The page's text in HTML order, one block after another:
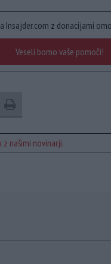
Insajder.com z donacijami
Veseli bomo vaše pomoči!
našimi novinarji.